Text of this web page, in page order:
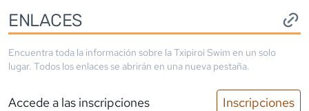
ENLACES
Encuentra toda la información sobre laTxipiroi Swim en un solo
lugar. Todos los enlaces se abrirán en una nueva pestaña.
Accede a las inscripciones Inscripciones